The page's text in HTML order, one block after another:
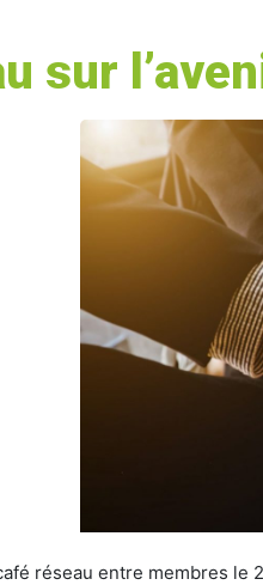
sur
réseau entre membres